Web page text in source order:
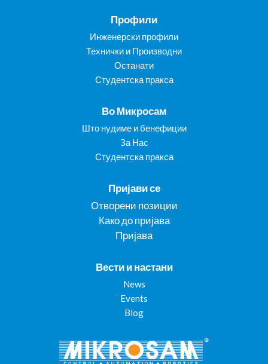
Профили
Инженерски профили
Технички и Производни
Останати
Студентска пракса
Во Микросам
Што нудиме и бенефиции
За Нас
Студентска пракса
Пријави се
Отворени позиции
Како до пријава
Пријава
Вести и настани
News
Events
Blog